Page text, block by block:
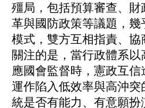
殭局，包括預算審查、
革與國防政策等議題，
模式，雙方互相指責、
關注的是，當行政體系
應國會監督時，憲政互
運作陷入低效率與高沖
統是否有能力、有意願扮